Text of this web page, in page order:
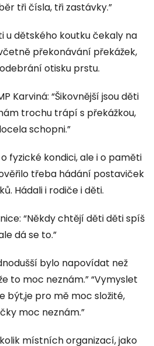
tři čísla, tři zastávky.”
u dětského koutku čekaly na
překonávání překážek,
otisku prstu.
Karviná: “Šikovnější jsou děti
trochu trápí s překážkou,
schopni.”
fyzické kondici, ale i o paměti
třeba hádání postaviček
Hádali i rodiče i děti.
“Někdy chtějí děti děti spíš
dá se to.”
bylo napovídat než
to moc neznám.” “Vymyslet
být,je pro mě moc složité,
moc neznám.”
místních organizací, jako